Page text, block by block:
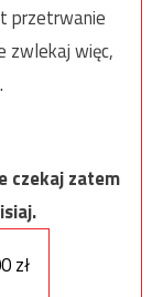
przetrwanie
zwlekaj więc,
czekaj zatem
zł